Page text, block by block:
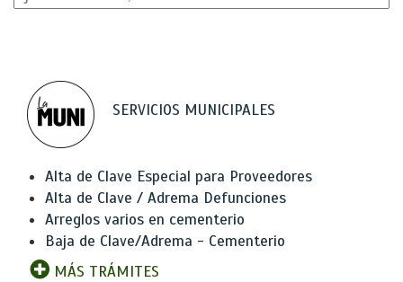
SERVICIOS MUNICIPALES
Alta de Clave Especial para Proveedores
Alta de Clave / Adrema Defunciones
Arreglos varios en cementerio
Baja de Clave/Adrema - Cementerio
MÁS TRÁMITES